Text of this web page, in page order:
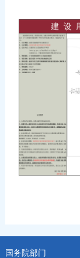
国务院部门